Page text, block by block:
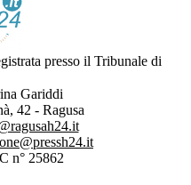
presso il Tribunale di
Gariddi
42 - Ragusa
n° 25862